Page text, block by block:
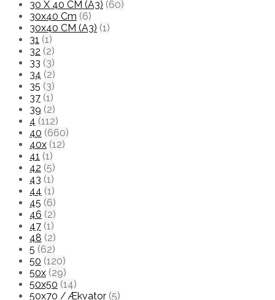
30 X 40 CM (A3) (60)
30x40 Cm (6)
30x40 CM (A3) (1)
31 (1)
32 (2)
33 (3)
34 (2)
35 (3)
37 (1)
39 (2)
4 (112)
40 (660)
40x (12)
41 (1)
42 (5)
43 (1)
44 (1)
45 (6)
46 (2)
47 (1)
48 (2)
5 (62)
50 (120)
50x (29)
50x50 (14)
50x70 / Ækvator (5)